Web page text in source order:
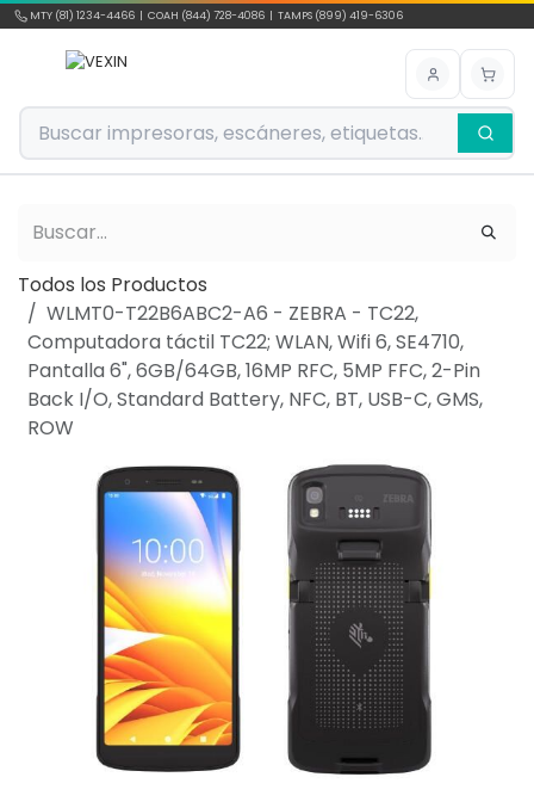
Ir al contenido
MTY (81) 1234-4466 | COAH (844) 728-4086 | TAMPS (899) 419-6306
Todos los Productos
WLMT0-T22B6ABC2-A6 - ZEBRA - TC22,
Computadora táctil TC22; WLAN, Wifi 6, SE4710,
Pantalla 6", 6GB/64GB, 16MP RFC, 5MP FFC, 2-Pin
Back I/O, Standard Battery, NFC, BT, USB-C, GMS,
ROW